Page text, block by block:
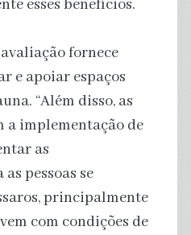
esses benefícios.
fornece
e apoiar espaços
“Além disso, as
a implementação de
as
pessoas se
principalmente
com condições de